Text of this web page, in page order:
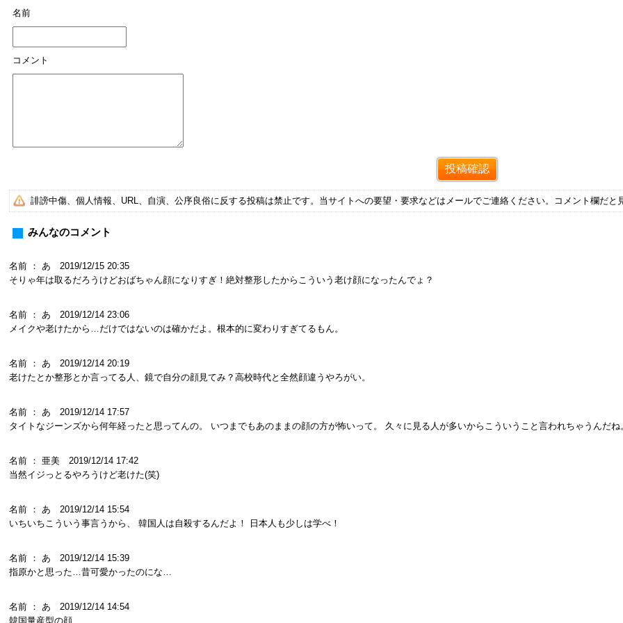
名前
コメント
誹謗中傷、個人情報、URL、自演、公序良俗に反する投稿は禁止です。当サイトへの要望・要求などはメールでご連絡ください。コメント欄だと
みんなのコメント
名前 ： あ 2019/12/15 20:35
そりゃ年は取るだろうけどおばちゃん顔になりすぎ！絶対整形したからこういう老け顔になったんでょ？
名前 ： あ 2019/12/14 23:06
メイクや老けたから…だけではないのは確かだよ。根本的に変わりすぎてるもん。
名前 ： あ 2019/12/14 20:19
老けたとか整形とか言ってる人、鏡で自分の顔見てみ？高校時代と全然顔違うやろがい。
名前 ： あ 2019/12/14 17:57
タイトなジーンズから何年経ったと思ってんの。 いつまでもあのままの顔の方が怖いって。 久々に見る人が多いからこういうこと言われちゃうんだね
名前 ： 亜美 2019/12/14 17:42
当然イジっとるやろうけど老けた(笑)
名前 ： あ 2019/12/14 15:54
いちいちこういう事言うから、 韓国人は自殺するんだよ！ 日本人も少しは学べ！
名前 ： あ 2019/12/14 15:39
指原かと思った…昔可愛かったのにな…
名前 ： あ 2019/12/14 14:54
韓国量産型の顔